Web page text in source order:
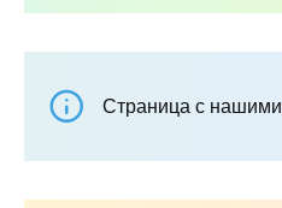
Страница с нашими